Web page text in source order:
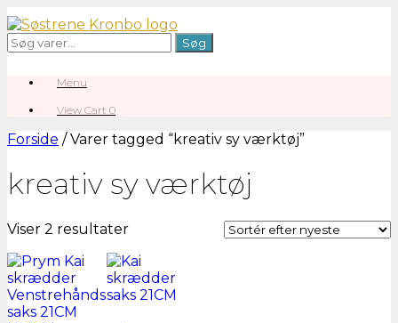
Gå
til
indhold
Søg
efter:
Søg
Menu
View
cart
View Cart 0
Forside / Varer tagged “kreativ sy værktøj”
kreativ sy værktøj
Viser 2 resultaterSorteret
seneste